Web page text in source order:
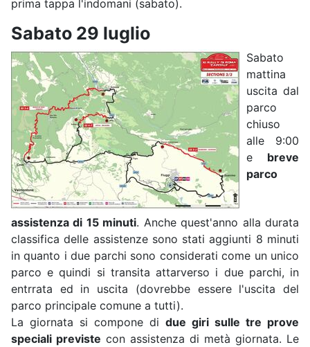
prima tappa l'indomani (sabato).
Sabato 29 luglio
Sabato
mattina
uscita dal
parco
chiuso
alle 9:00
e breve
parco
assistenza di 15 minuti. Anche quest'anno alla durata
classifica delle assistenze sono stati aggiunti 8 minuti
in quanto i due parchi sono considerati come un unico
parco e quindi si transita attarverso i due parchi, in
entrrata ed in uscita (dovrebbe essere l'uscita del
parco principale comune a tutti).
La giornata si compone di due giri sulle tre prove
speciali previste con assistenza di metà giornata. Le